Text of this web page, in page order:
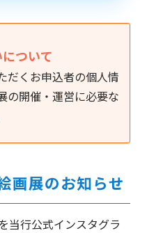
ついて
だくお申込者の個人情
の開催・運営に必要な
画展のお知らせ
当行公式インスタグラ